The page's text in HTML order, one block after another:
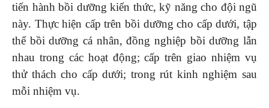
tiến hành bồi dưỡng kiến thức, kỹ năng cho đội ngũ
này. Thực hiện cấp trên bồi dưỡng cho cấp dưới, tập
thể bồi dưỡng cá nhân, đồng nghiệp bồi dưỡng lẫn
nhau trong các hoạt động; cấp trên giao nhiệm vụ
thử thách cho cấp dưới; trong rút kinh nghiệm sau
mỗi nhiệm vụ.